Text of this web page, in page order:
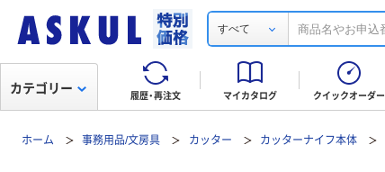
すべて
履歴・再注文 マイカタログ クイックオーダー
カテゴリー
ホーム 事務用品/文房具 カッター カッターナイフ本体